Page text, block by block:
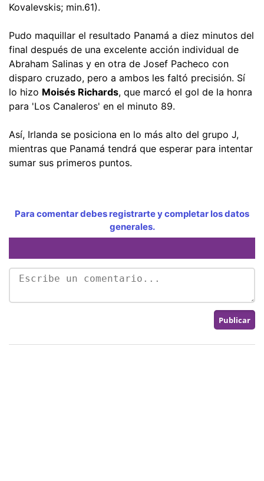
Kovalevskis; min.61).
Pudo maquillar el resultado Panamá a diez minutos del
final después de una excelente acción individual de
Abraham Salinas y en otra de Josef Pacheco con
disparo cruzado, pero a ambos les faltó precisión. Sí
lo hizo Moisés Richards, que marcó el gol de la honra
para 'Los Canaleros' en el minuto 89.
Así, Irlanda se posiciona en lo más alto del grupo J,
mientras que Panamá tendrá que esperar para intentar
sumar sus primeros puntos.
Para comentar debes registrarte y completar los datos
generales.